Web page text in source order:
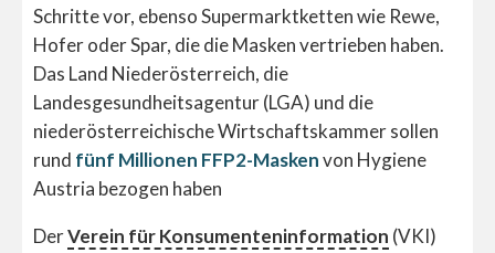
Schritte vor, ebenso Supermarktketten wie Rewe,
Hofer oder Spar, die die Masken vertrieben haben.
Das Land Niederösterreich, die
Landesgesundheitsagentur (LGA) und die
niederösterreichische Wirtschaftskammer sollen
rund fünf Millionen FFP2-Maskenvon Hygiene
Austria bezogen haben
DerVerein für Konsumenteninformation (VKI)